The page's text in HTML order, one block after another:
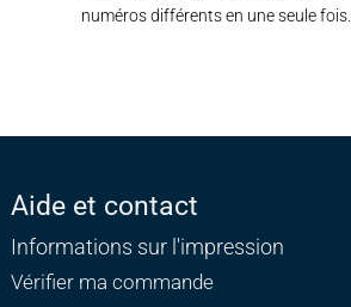
numéros différents en une seule fois.
Aide et contact
Informations sur l'impression
Vérifier ma commande